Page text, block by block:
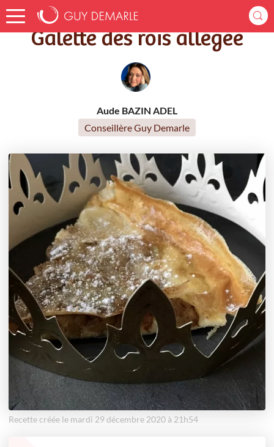
Accueil Recettes Galette des rois allégée
Galette des rois allégée
Aude BAZIN ADEL
Conseillère Guy Demarle
Recette créée le mardi 29 décembre 2020 à 21h54